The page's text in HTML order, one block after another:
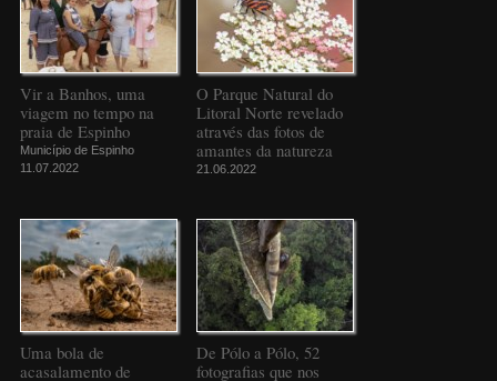
Vir a Banhos, uma
viagem no tempo na
praia de Espinho
Município de Espinho
11.07.2022
O Parque Natural do
Litoral Norte revelado
através das fotos de
amantes da natureza
21.06.2022
Uma bola de
acasalamento de
De Pólo a Pólo, 52
fotografias que nos